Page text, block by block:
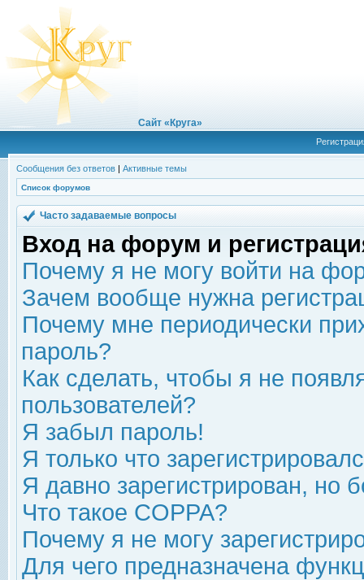
Сайт «Круга»
Сообщения без ответов | Активные темы
Список форумов
Часто задаваемые вопросы
Вход на форум и
Почему я не могу войти на
Зачем вообще нужна
Почему мне периодически
пароль?
Как сделать, чтобы я не
пользователей?
Я забыл пароль!
Я только что
Я давно зарегистрирован, но
Что такое COPPA?
Почему я не могу
Для чего предназначена